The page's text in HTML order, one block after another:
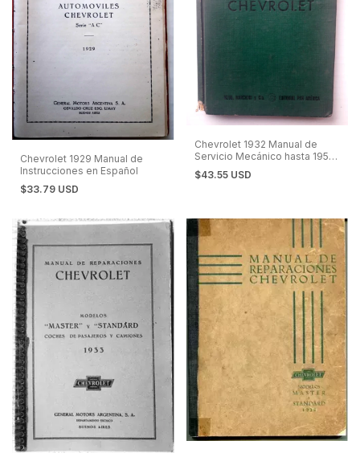
Chevrolet 1929 Manual de
Instrucciones en Español
$33.79 USD
Chevrolet 1932 Manual de
Servicio Mecánico hasta 1950.
En Español.
$43.55 USD